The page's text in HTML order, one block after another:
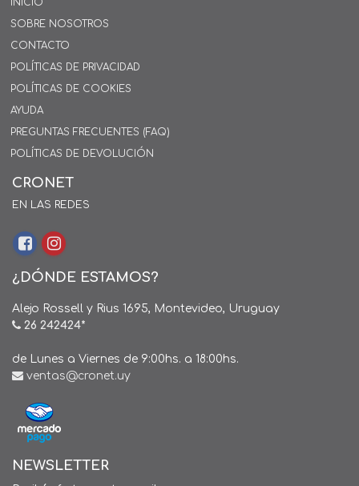
INICIO
SOBRE NOSOTROS
CONTACTO
POLÍTICAS DE PRIVACIDAD
POLÍTICAS DE COOKIES
AYUDA
PREGUNTAS FRECUENTES (FAQ)
POLÍTICAS DE DEVOLUCIÓN
CRONET
EN LAS REDES
¿DÓNDE ESTAMOS?
Alejo Rossell y Rius 1695, Montevideo, Uruguay
26 242424*
de Lunes a Viernes de 9:00hs. a 18:00hs.
ventas@cronet.uy
NEWSLETTER